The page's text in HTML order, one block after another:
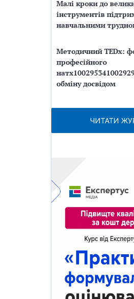
Малі кроки до
інструментів
навчальними
Методичний TEDx:
професійного
обміну досвідом
ЧИТАТИ